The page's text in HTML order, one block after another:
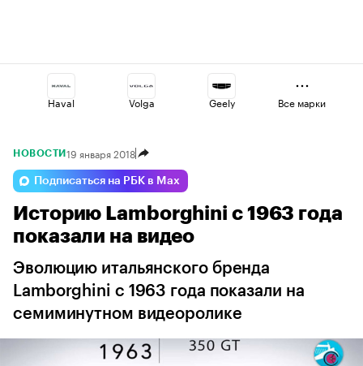
Haval Volga Geely
Esteo Changan
Omoda Voyah Lada
Все марки
НОВОСТИ 19 января 2018
Подписаться на РБК в Max
Историю Lamborghini с 1963 года
показали на видео
Эволюцию итальянского бренда
Lamborghini с 1963 года показали на
семиминутном видеоролике